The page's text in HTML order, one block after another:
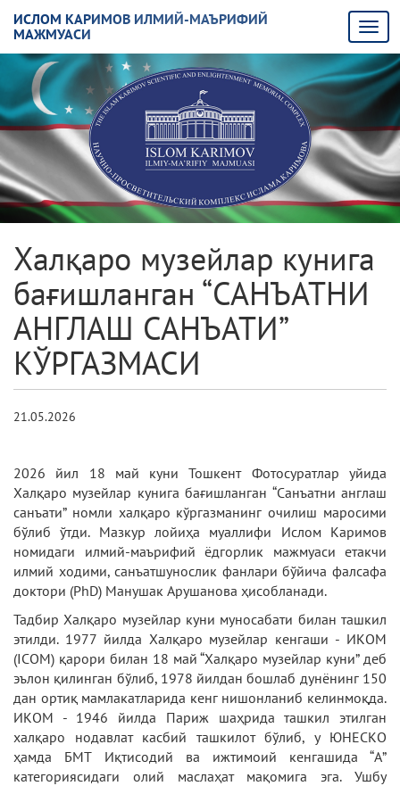
ИСЛОМ КАРИМОВ ИЛМИЙ-МАЪРИФИЙ
МАЖМУАСИ
Халқаро музейлар кунига
бағишланган “САНЪАТНИ
АНГЛАШ САНЪАТИ”
КЎРГАЗМАСИ
21.05.2026
2026 йил 18 май куни Тошкент Фотосуратлар уйида
Халқаро музейлар кунига бағишланган “Санъатни англаш
санъати” номли халқаро кўргазманинг очилиш маросими
бўлиб ўтди. Мазкур лойиҳа муаллифи Ислом Каримов
номидаги илмий-маърифий ёдгорлик мажмуаси етакчи
илмий ходими, санъатшунослик фанлари бўйича фалсафа
доктори (PhD) Манушак Арушанова ҳисобланади.
Тадбир Халқаро музейлар куни муносабати билан ташкил
этилди. 1977 йилда Халқаро музейлар кенгаши - ИКОМ
(ICOM) қарори билан 18 май “Халқаро музейлар куни” деб
эълон қилинган бўлиб, 1978 йилдан бошлаб дунёнинг 150
дан ортиқ мамлакатларида кенг нишонланиб келинмоқда.
ИКОМ - 1946 йилда Париж шаҳрида ташкил этилган
халқаро нодавлат касбий ташкилот бўлиб, у ЮНЕСКО
ҳамда БМТ Иқтисодий ва ижтимоий кенгашида “А”
категориясидаги олий маслаҳат мақомига эга. Ушбу